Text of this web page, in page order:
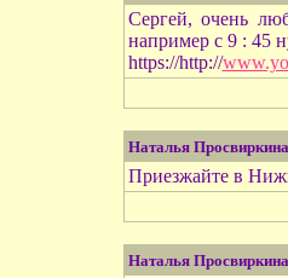
Сергей, очень
например с 9 : 45
https://http://
Наталья Просвиркина
Приезжайте в
Наталья Просвиркина